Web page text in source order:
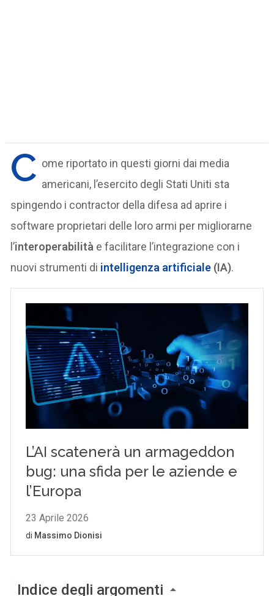
C ome riportato in questi giorni dai media
americani, l’esercito degli Stati Uniti sta
spingendo i contractor della difesa ad aprire i
software proprietari delle loro armi per migliorarne
l’interoperabilità e facilitare l’integrazione con i
nuovi strumenti di intelligenza artificiale (IA).
Indice degli argomenti